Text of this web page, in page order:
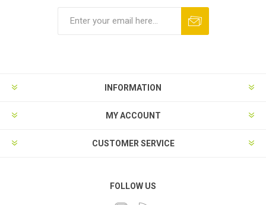
INFORMATION
MY ACCOUNT
CUSTOMER SERVICE
FOLLOW US